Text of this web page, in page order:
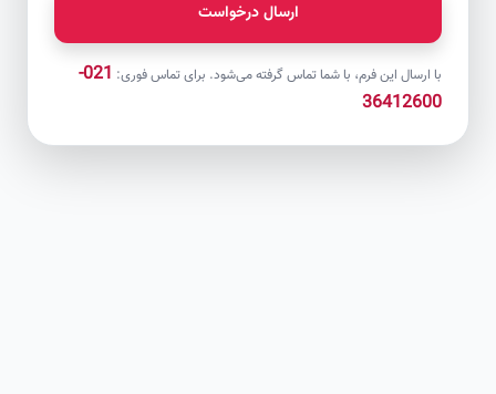
ارسال درخواست
با ارسال این فرم، با شما تماس گرفته می‌شود. برای تماس فوری:
021-
36412600